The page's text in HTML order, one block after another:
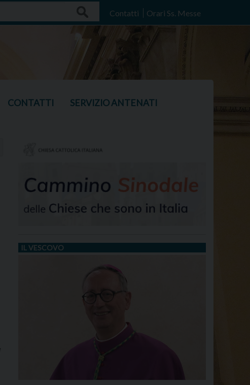
Contatti Orari Ss. Messe
CONTATTI SERVIZIO ANTENATI
IL VESCOVO